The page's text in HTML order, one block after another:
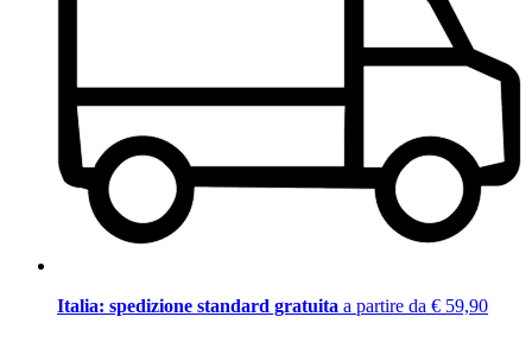
Italia: spedizione standard gratuita a partire da € 59,90